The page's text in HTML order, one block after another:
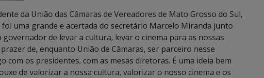
da União das Câmaras de Vereadores de Mato Grosso do Sul,
uma grande e acertada do secretário Marcelo Miranda junto
de levar a cultura, levar o cinema para as nossas
de, enquanto União de Câmaras, ser parceiro nesse
os presidentes, com as mesas diretoras. É uma ideia bem
de valorizar a nossa cultura, valorizar o nosso cinema e os